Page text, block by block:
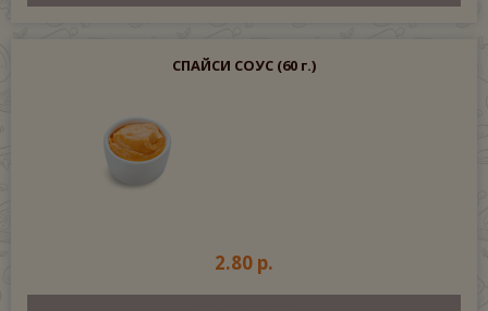
СПАЙСИ СОУС (60 г.)
2.80 р.